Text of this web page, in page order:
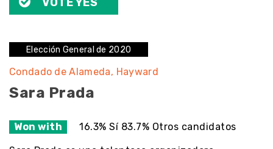
Elección General de 2020
Condado de Alameda Hayward
Sara Prada
Won with 16.3% Sí 83.7% Otros candidatos